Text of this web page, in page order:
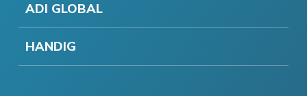
ADI GLOBAL
HANDIG